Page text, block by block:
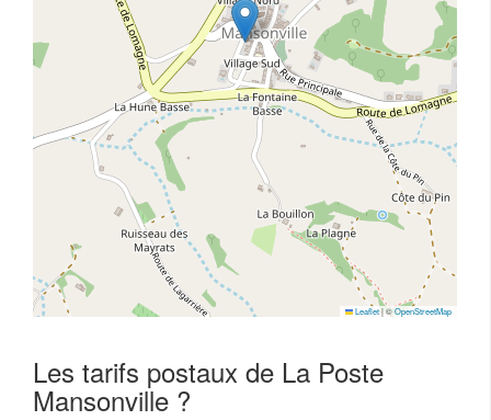
Leaflet|©OpenStreetMap
Les tarifs postaux de La Poste
Mansonville ?